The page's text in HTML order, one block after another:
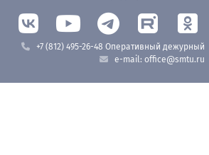
+7 (812) 495-26-48 Оперативный дежурный
e-mail: office@smtu.ru